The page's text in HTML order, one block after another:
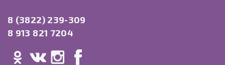
8 (3822) 239-309
8 913 821 7204